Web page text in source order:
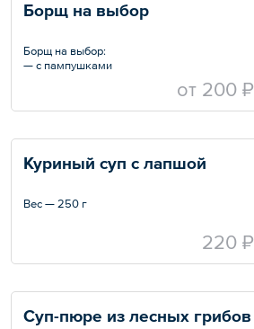
Борщ на выбор
Борщ на выбор:
— с пампушками
oт 200 ₽
Куриный суп с лапшой
Вес — 250 г
220 ₽
Суп-пюре из лесных грибов